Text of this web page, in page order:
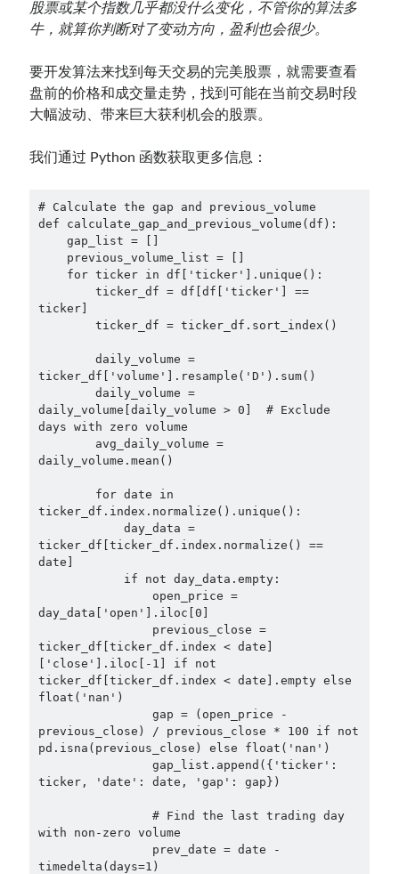
股票或某个指数几乎都没什么变化，不管你的算法多
牛，就算你判断对了变动方向，盈利也会很少。
要开发算法来找到每天交易的完美股票，就需要查看
盘前的价格和成交量走势，找到可能在当前交易时段
大幅波动、带来巨大获利机会的股票。
我们通过 Python 函数获取更多信息：
# Calculate the gap and previous_volume
def calculate_gap_and_previous_volume(df):
ticker]
ticker_df['volume'].resample('D').sum()
daily_volume[daily_volume > 0]  # Exclude
days with zero volume
daily_volume.mean()
ticker_df.index.normalize().unique():
ticker_df[ticker_df.index.normalize() ==
date]
day_data['open'].iloc[0]
ticker_df[ticker_df.index < date]
['close'].iloc[-1] if not
ticker_df[ticker_df.index < date].empty else
float('nan')
previous_close) / previous_close * 100 if not
pd.isna(previous_close) else float('nan')
ticker, 'date': date, 'gap': gap})
with non-zero volume
timedelta(days=1)